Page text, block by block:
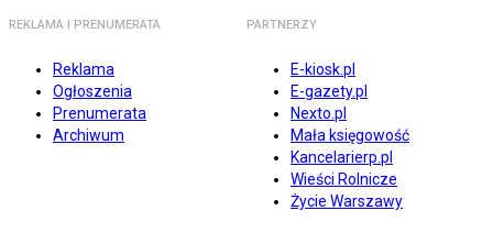
REKLAMA I PRENUMERATA
Reklama
Ogłoszenia
Prenumerata
Archiwum
PARTNERZY
E-kiosk.pl
E-gazety.pl
Nexto.pl
Mała księgowość
Kancelarierp.pl
Wieści Rolnicze
Życie Warszawy